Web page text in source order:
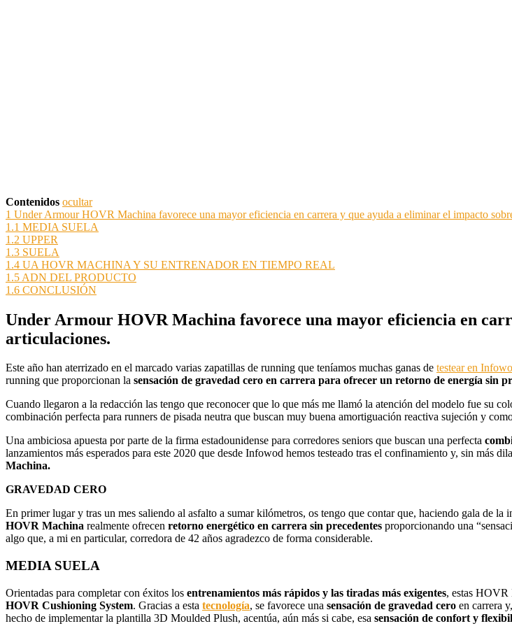
Contenidos ocultar
1 Under Armour HOVR Machina favorece una mayor eficiencia en carrera y que ayuda a eliminar el impacto
1.1 MEDIA SUELA
1.2 UPPER
1.3 SUELA
1.4 UA HOVR MACHINA Y SU ENTRENADOR EN TIEMPO REAL
1.5 ADN DEL PRODUCTO
1.6 CONCLUSIÓN
Under Armour HOVR Machina favorece una mayor eficiencia en
articulaciones.
Este año han aterrizado en el marcado varias zapatillas de running que teníamos muchas ganas de testear en
running que proporcionan la sensación de gravedad cero en carrera para ofrecer un retorno de energía sin
Cuando llegaron a la redacción las tengo que reconocer que lo que más me llamó la atención del modelo fue su
combinación perfecta para runners de pisada neutra que buscan muy buena amortiguación reactiva sujeción y
Una ambiciosa apuesta por parte de la firma estadounidense para corredores seniors que buscan una perfecta
lanzamientos más esperados para este 2020 que desde Infowod hemos testeado tras el confinamiento y, sin más
Machina.
GRAVEDAD CERO
En primer lugar y tras un mes saliendo al asfalto a sumar kilómetros, os tengo que contar que, haciendo gala de
HOVR Machina realmente ofrecen retorno energético en carrera sin precedentes proporcionando una
algo que, a mi en particular, corredora de 42 años agradezco de forma considerable.
MEDIA SUELA
Orientadas para completar con éxitos los entrenamientos más rápidos y las tiradas más exigentes, estas HOVR
HOVR Cushioning System. Gracias a esta tecnología, se favorece una sensación de gravedad cero en carrera
hecho de implementar la plantilla 3D Moulded Plush, acentúa, aún más si cabe, esa sensación de confort y